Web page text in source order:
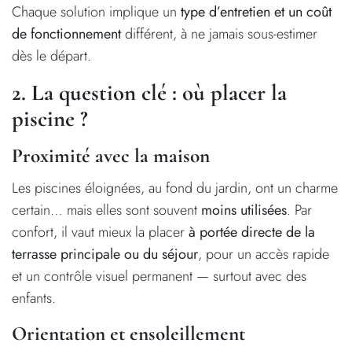
Chaque solution implique un type d’entretien et un coût
de fonctionnementdifférent, à ne jamais sous-estimer
dès le départ.
2. La question clé : où placer la
piscine ?
Proximité avec la maison
Les piscines éloignées, au fond du jardin, ont un charme
certain… mais elles sont souvent moins utilisées. Par
confort, il vaut mieux la placerà portée directe de la
terrasse principale ou du séjour, pour un accès rapide
et un contrôle visuel permanent — surtout avec des
enfants.
Orientation et ensoleillement